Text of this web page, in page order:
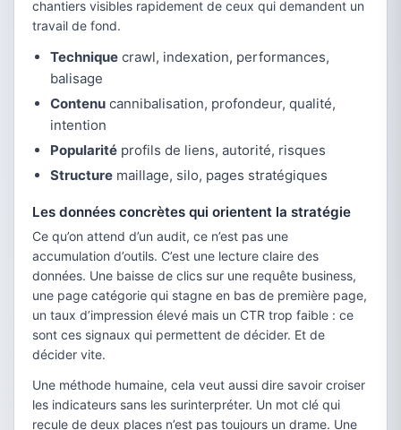
chantiers visibles rapidement de ceux qui demandent un
travail de fond.
Technique crawl, indexation, performances,
balisage
Contenu cannibalisation, profondeur, qualité,
intention
Popularité profils de liens, autorité, risques
Structure maillage, silo, pages stratégiques
Les données concrètes qui orientent la stratégie
Ce qu’on attend d’un audit, ce n’est pas une
accumulation d’outils. C’est une lecture claire des
données. Une baisse de clics sur une requête business,
une page catégorie qui stagne en bas de première page,
un taux d’impression élevé mais un CTR trop faible : ce
sont ces signaux qui permettent de décider. Et de
décider vite.
Une méthode humaine, cela veut aussi dire savoir croiser
les indicateurs sans les surinterpréter. Un mot clé qui
recule de deux places n’est pas toujours un drame. Une